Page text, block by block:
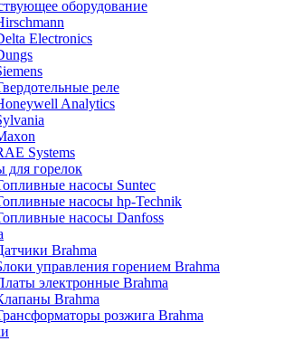
оборудование
Electronics
реле
Analytics
Systems
для горелок
насосы Suntec
насосы hp-Technik
насосы Danfoss
Brahma
управления горением Brahma
электронные Brahma
Brahma
розжига Brahma